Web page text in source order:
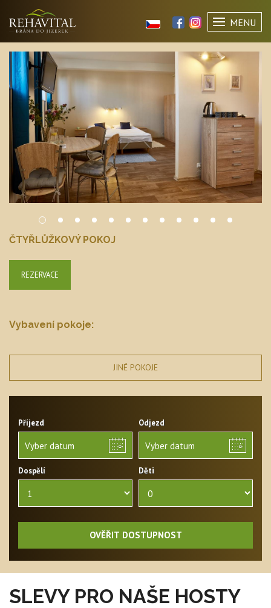
MENU
ČTYŘLŮŽKOVÝ POKOJ
REZERVACE
Vybavení pokoje:
JINÉ POKOJE
Příjezd Odjezd
Dospělí Děti
OVĚŘIT DOSTUPNOST
SLEVY PRO NAŠE HOSTY